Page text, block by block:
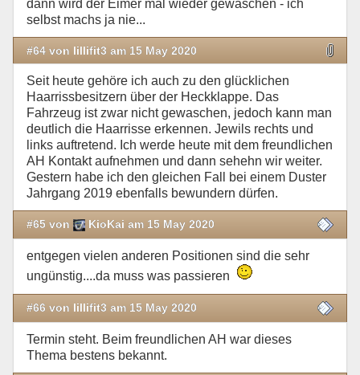
dann wird der Eimer mal wieder gewaschen - ich
selbst machs ja nie...
#64 von lillifit3 am 15 May 2020
Seit heute gehöre ich auch zu den glücklichen
Haarrissbesitzern über der Heckklappe. Das
Fahrzeug ist zwar nicht gewaschen, jedoch kann man
deutlich die Haarrisse erkennen. Jewils rechts und
links auftretend. Ich werde heute mit dem freundlichen
AH Kontakt aufnehmen und dann sehehn wir weiter.
Gestern habe ich den gleichen Fall bei einem Duster
Jahrgang 2019 ebenfalls bewundern dürfen.
#65 von KioKai am 15 May 2020
entgegen vielen anderen Positionen sind die sehr
ungünstig....da muss was passieren
#66 von lillifit3 am 15 May 2020
Termin steht. Beim freundlichen AH war dieses
Thema bestens bekannt.